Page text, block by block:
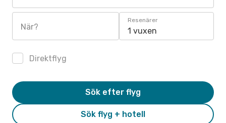
När?
Resenärer
1 vuxen
Direktflyg
Sök flyg + hotell
Sök efter flyg